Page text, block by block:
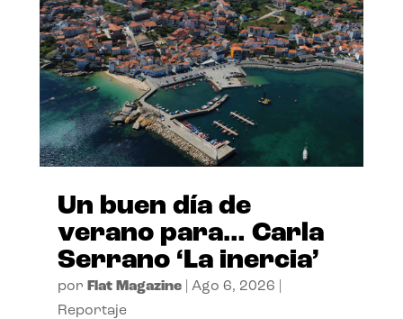
Un buen día de
verano para… Carla
Serrano ‘La inercia’
por Flat Magazine| Ago 6, 2026
Reportaje